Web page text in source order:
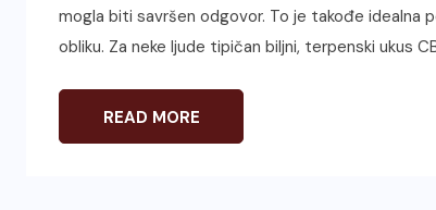
mogla biti savršen odgovor. To je takođe idealna
obliku. Za neke ljude tipičan biljni, terpenski ukus
READ MORE